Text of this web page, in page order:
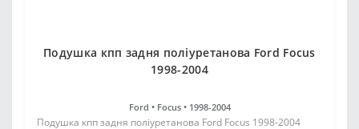
Подушка кпп задня поліуретанова Ford Focus
1998-2004
Ford • Focus • 1998-2004
Подушка кпп задня поліуретанова Ford Focus 1998-2004